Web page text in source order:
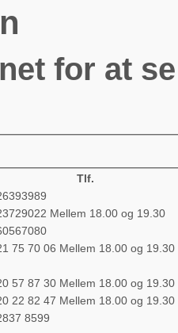
for at
Tlf.
Mellem 18.00 og 19.30
75 70 06 Mellem 18.00 og 19.30
57 87 30 Mellem 18.00 og 19.30
22 82 47 Mellem 18.00 og 19.30
8599